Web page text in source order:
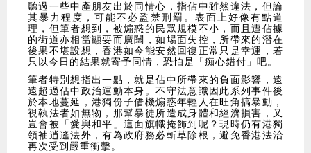
聽過一些中產朋友出於同情心，指佔中雖然違法，但論
其暴力程度，可能不必監禁刑罰。表面上好像有點道
理，但筆者想到，被煽惑的民眾規模不小，而且遭佔據
的街道亦相當顯要而廣闊，如場面失控，所帶來的潛在
後果不堪設想，香港如今能安然回復正常只是幸運，若
只以今日的結果就寄予同情，恐怕是「痴心錯付」吧。
筆者特別想指出一點，就是佔中所帶來的負面影響，遠
遠超過佔中政治運動本身。不守法意識因此系列事件後
於本地蔓延，港獨份子借機煽惑年輕人在旺角搞暴動，
視執法者如無物，那幫暴徒所造成身體和經濟損害，又
豈會被「愛與和平」這面旗幟掩飾到呢？現時仍有港獨
領袖逍遙法外，有為政府務必斬草除根，避免香港法治
再次受到嚴重衝擊。